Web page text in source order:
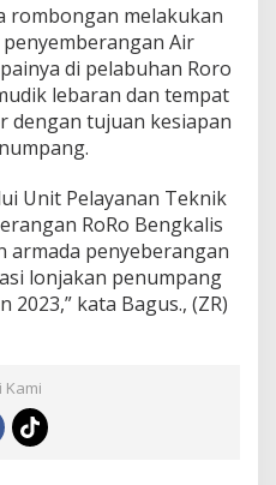
rombongan melakukan
Air
di pelabuhan Roro
lebaran dan tempat
dengan tujuan kesiapan
Unit Pelayanan Teknik
RoRo Bengkalis
armada penyeberangan
lonjakan penumpang
kata Bagus., (ZR)
Kami